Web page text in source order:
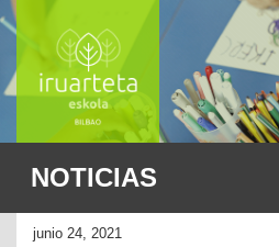
NOTICIAS
junio 24, 2021